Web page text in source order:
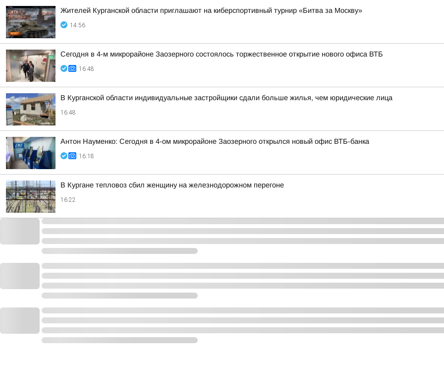
Жителей Курганской области приглашают на киберспортивный турнир «Битва за Москву»
14:56
Сегодня в 4-м микрорайоне Заозерного состоялось торжественное открытие нового офиса ВТБ
16:48
В Курганской области индивидуальные застройщики сдали больше жилья, чем юридические лица
16:48
Антон Науменко: Сегодня в 4-ом микрорайоне Заозерного открылся новый офис ВТБ-банка
16:18
В Кургане тепловоз сбил женщину на железнодорожном перегоне
16:22